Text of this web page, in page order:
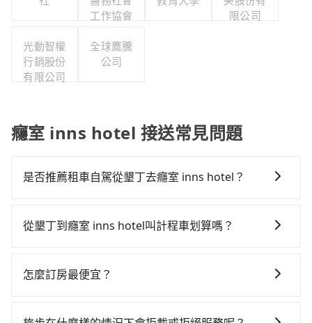
工作協會
限公司
光動智權
行銷股份
有限公司
全球鷹騰
公司
癮室 inns hotel 接送常見問題
是否推薦租車自駕從墾丁去癮室 inns hotel？
時不需要閉目養神（因為要自己開車），最重要的是你
$115~205承租小轎車，每公里再額外加收$3.2，從墾丁
從墾丁到癮室 inns hotel叫計程車划算嗎？
灣大車隊和Yoxi。依照里程跳錶計算，價格約為
怎麼訂房最便宜？